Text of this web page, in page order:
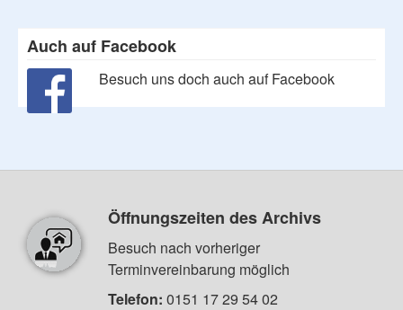
Auch auf Facebook
Besuch uns doch auch auf Facebook
Öffnungszeiten des Archivs
Besuch nach vorheriger
Terminvereinbarung möglich
Telefon: 0151 17 29 54 02